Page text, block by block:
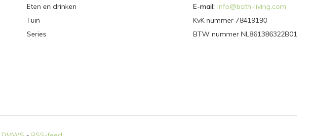
Eten en drinken
Tuin
Series
E-mail: info@bath-living.com
KvK nummer 78419190
BTW nummer NL861386322B01